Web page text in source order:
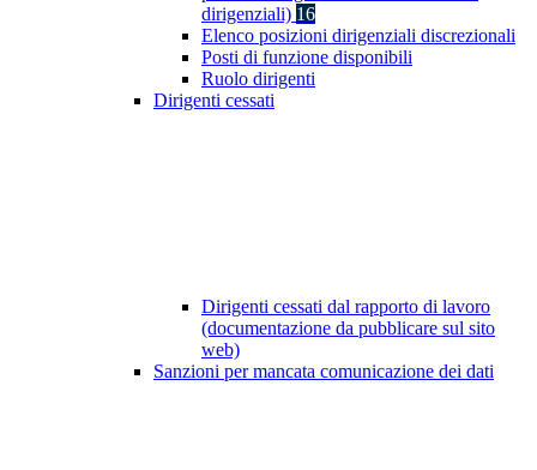
dirigenziali) 16
Elenco posizioni dirigenziali discrezionali
Posti di funzione disponibili
Ruolo dirigenti
Dirigenti cessati
Dirigenti cessati dal rapporto di lavoro
(documentazione da pubblicare sul sito
web)
Sanzioni per mancata comunicazione dei dati